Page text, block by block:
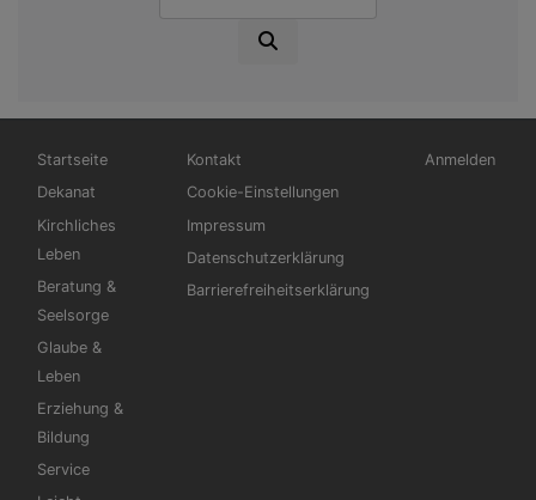
Hauptnavigation
Startseite
Dekanat
Kirchliches
Leben
Beratung &
Seelsorge
Glaube &
Leben
Erziehung &
Bildung
Service
Fußbereichsmenü
Kontakt
Cookie-Einstellungen
Impressum
Datenschutzerklärung
Barrierefreiheitserklärung
Anmelden